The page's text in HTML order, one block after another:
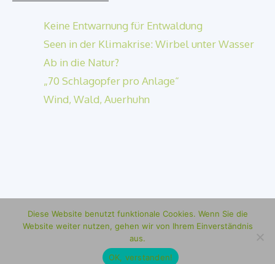
Keine Entwarnung für Entwaldung
Seen in der Klimakrise: Wirbel unter Wasser
Ab in die Natur?
„70 Schlagopfer pro Anlage“
Wind, Wald, Auerhuhn
© 2026 Ulrike Fokken
Diese Website benutzt funktionale Cookies. Wenn Sie die
Website weiter nutzen, gehen wir von Ihrem Einverständnis
aus.
OK, verstanden!